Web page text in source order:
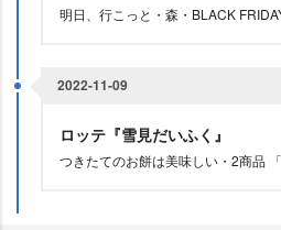
明日、行こっと・森・BLACK
2022-11-09
ロッテ『雪見だいふく』
つきたてのお餅は美味しい・2商品